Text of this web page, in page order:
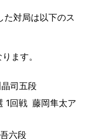
対局は以下のス
ます。
司五段
1回戦 藤岡隼太ア
六段